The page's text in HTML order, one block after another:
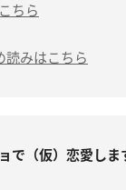
ちら
読みはこちら
で（仮）恋愛し